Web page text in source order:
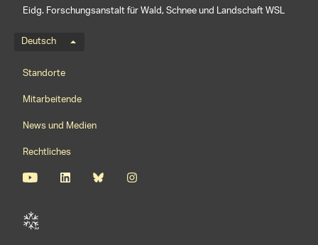
Eidg. Forschungsanstalt für Wald, Schnee und Landschaft WSL
Sprachmenü
Deutsch
Footernavigation
Standorte
Mitarbeitende
News und Medien
Rechtliches